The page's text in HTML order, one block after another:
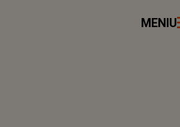
MENIU